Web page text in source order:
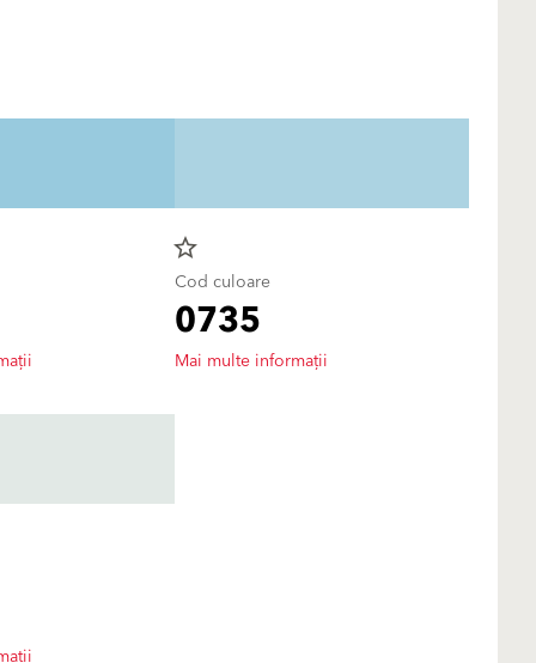
star_border
Cod culoare
0735
Mai multe informații